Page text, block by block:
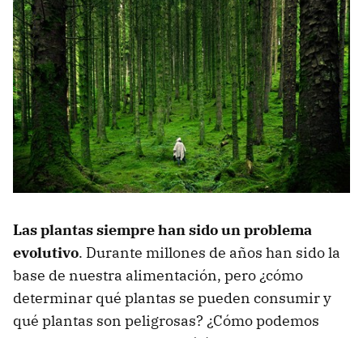
Las plantas siempre han sido un problema
evolutivo. Durante millones de años han sido la
base de nuestra alimentación, pero ¿cómo
determinar qué plantas se pueden consumir y
qué plantas son peligrosas? ¿Cómo podemos